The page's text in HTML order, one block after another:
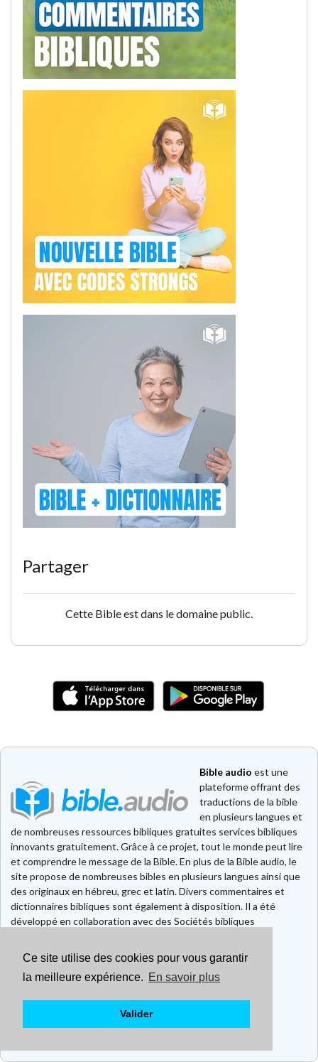
Ce site utilise des cookies pour vous garantir
la meilleure expérience. En savoir plus
Valider
Partager
Cette Bible est dans le domaine public.
Bible audio est une
plateforme offrant des
traductions de la bible
en plusieurs langues et
de nombreuses ressources bibliques gratuites services bibliques
innovants gratuitement. Grâce à ce projet, tout le monde peut lire
et comprendre le message de la Bible. En plus de la Bible audio, le
site propose de nombreuses bibles en plusieurs langues ainsi que
des originaux en hébreu, grec et latin. Divers commentaires et
dictionnaires bibliques sont également à disposition. Il a été
développé en collaboration avec des Sociétés bibliques
Faire un don
Contact